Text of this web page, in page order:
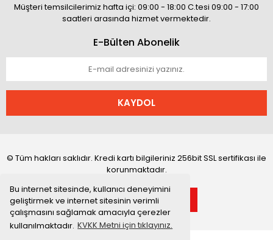
Bu internet sitesinde, kullanıcı deneyimini
geliştirmek ve internet sitesinin verimli
çalışmasını sağlamak amacıyla çerezler
kullanılmaktadır. KVKK Metni için tıklayınız.
Müşteri temsilcilerimiz hafta içi: 09:00 - 18:00 C.tesi 09:00 - 17:00
saatleri arasında hizmet vermektedir.
E-Bülten Abonelik
KAYDOL
© Tüm hakları saklıdır. Kredi kartı bilgileriniz 256bit SSL sertifikası ile
korunmaktadır.